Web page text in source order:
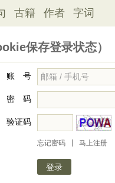
古籍 作者 字词
保存登录状态）
账 号
密 码
验证码
忘记密码 马上注册